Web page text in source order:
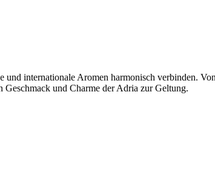
und internationale Aromen harmonisch verbinden.
und Charme der Adria zur Geltung.